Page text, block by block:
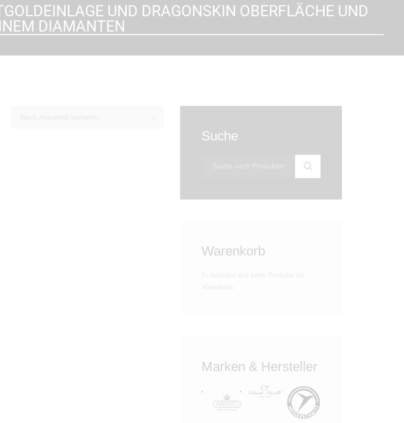
UND DRAGONSKIN OBERFLÄCHE UND
DIAMANTEN
Suche
Warenkorb
Marken & Hersteller